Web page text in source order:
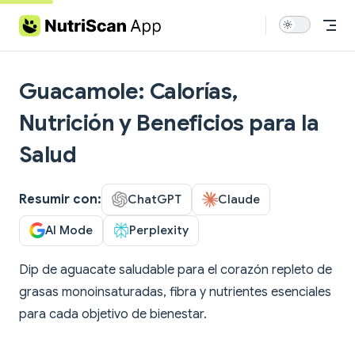
Skip to content
Guacamole: Calorías,
Nutrición y Beneficios para la
Salud
Resumir con: ChatGPT Claude
AI Mode Perplexity
Dip de aguacate saludable para el corazón repleto de
grasas monoinsaturadas, fibra y nutrientes esenciales
para cada objetivo de bienestar.